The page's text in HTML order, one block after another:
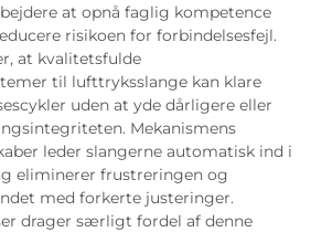
at opnå faglig kompetence
risikoen for forbindelsesfejl.
at kvalitetsfulde
til lufttryksslange kan klare
uden at yde dårligere eller
Mekanismens
leder slangerne automatisk ind i
eliminerer frustreringen og
med forkerte justeringer.
drager særligt fordel af denne